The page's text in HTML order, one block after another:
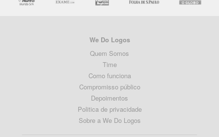
We Do Logos
Quem Somos
Time
Como funciona
Compromisso público
Depoimentos
Politica de privacidade
Sobre a We Do Logos